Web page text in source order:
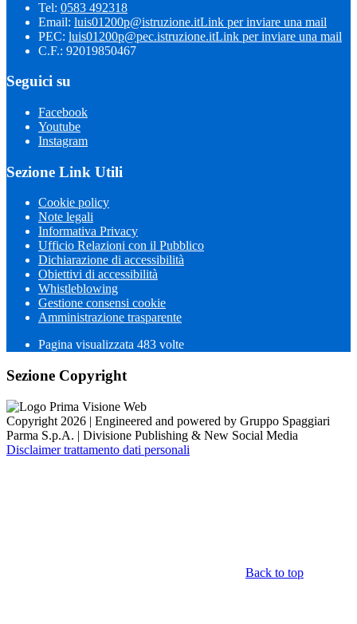
Tel: 0583 492318
Email: luis01200p@istruzione.itLink per inviare una mail
PEC: luis01200p@pec.istruzione.itLink per inviare una mail
C.F.: 92019850467
Seguici su
Facebook
Youtube
Instagram
Sezione Link Utili
Cookie policy
Note legali
Informativa Privacy
Ufficio Relazioni con il Pubblico
Dichiarazione di accessibilità
Obiettivi di accessibilità
Whistleblowing
Gestione consensi cookie
Amministrazione trasparente
Pagina visualizzata 483 volte
Sezione Copyright
Copyright 2026 | Engineered and powered by Gruppo Spaggiari
Parma S.p.A. | Divisione Publishing & New Social Media
Disclaimer trattamento dati personali
Back to top